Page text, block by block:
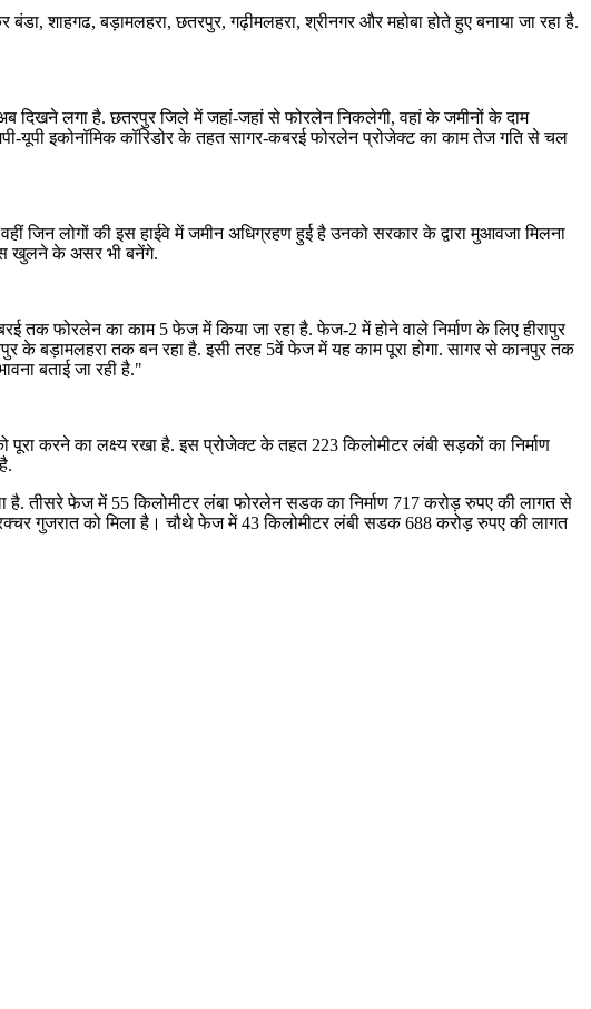
शाहगढ, बड़ामलहरा, छतरपुर, गढ़ीमलहरा, श्रीनगर और महोबा होते हुए बनाया जा रहा है.
दिखने लगा है. छतरपुर जिले में जहां-जहां से फोरलेन निकलेगी, वहां के जमीनों के दाम
इकोनॉमिक कॉरिडोर के तहत सागर-कबरई फोरलेन प्रोजेक्ट का काम तेज गति से चल
जिन लोगों की इस हाईवे में जमीन अधिग्रहण हुई है उनको सरकार के द्वारा मुआवजा मिलना
खुलने के असर भी बनेंगे.
तक फोरलेन का काम 5 फेज में किया जा रहा है. फेज-2 में होने वाले निर्माण के लिए हीरापुर
के बड़ामलहरा तक बन रहा है. इसी तरह 5वें फेज में यह काम पूरा होगा. सागर से कानपुर तक
बताई जा रही है."
करने का लक्ष्य रखा है. इस प्रोजेक्ट के तहत 223 किलोमीटर लंबी सड़कों का निर्माण
है. तीसरे फेज में 55 किलोमीटर लंबा फोरलेन सडक का निर्माण 717 करोड़ रुपए की लागत से
गुजरात को मिला है। चौथे फेज में 43 किलोमीटर लंबी सडक 688 करोड़ रुपए की लागत